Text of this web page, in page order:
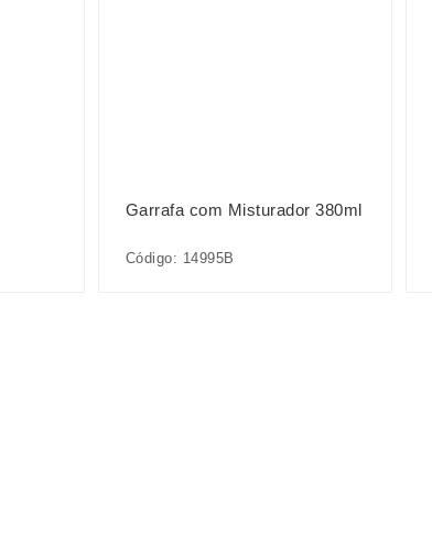
Garrafa com Misturador 380ml
Código: 14995B